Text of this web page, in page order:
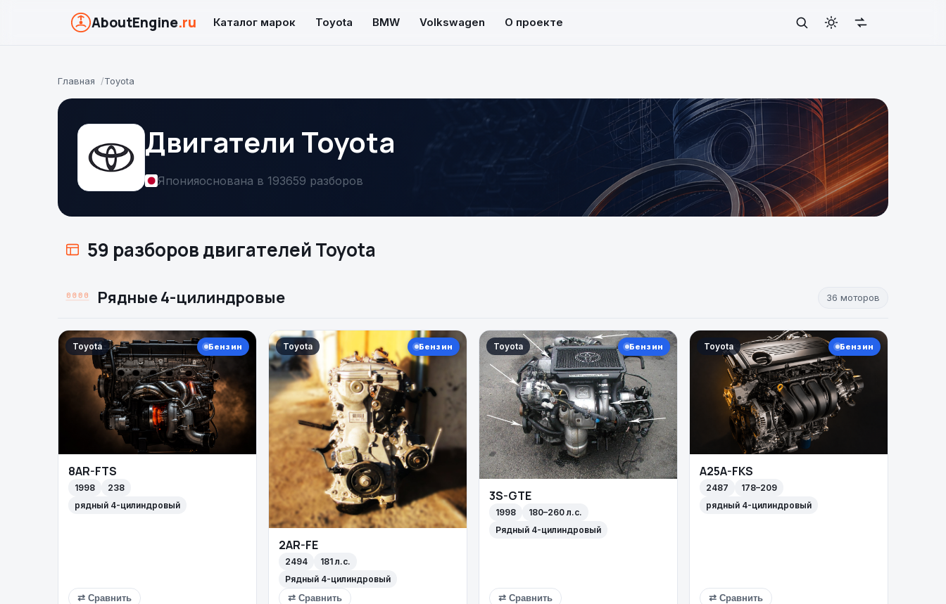
AboutEngine.ru Каталог марок Toyota BMW Volkswagen О проекте
Главная Toyota
Двигатели Toyota
Японияоснована в 193659 разборов
59 разборов двигателей Toyota
Рядные 4-цилиндровые 36 моторов
Toyota Бензин
8AR-FTS
1998
238
рядный 4-цилиндровый
⇄ Сравнить
Toyota Бензин
2AR-FE
2494
181 л.с.
Рядный 4-цилиндровый
⇄ Сравнить
Toyota Бензин
3S-GTE
1998
180–260 л.с.
Рядный 4-цилиндровый
⇄ Сравнить
Toyota Бензин
A25A-FKS
2487
178–209
рядный 4-цилиндровый
⇄ Сравнить